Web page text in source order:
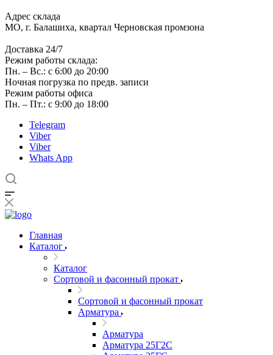
Адрес склада
МО, г. Балашиха, квартал Черновская промзона
Доставка 24/7
Режим работы склада:
Пн. – Вс.: с 6:00 до 20:00
Ночная погрузка по предв. записи
Режим работы офиса
Пн. – Пт.: с 9:00 до 18:00
Telegram
Viber
Viber
Whats App
Главная
Каталог
Каталог
Сортовой и фасонный прокат
Сортовой и фасонный прокат
Арматура
Арматура
Арматура 25Г2С